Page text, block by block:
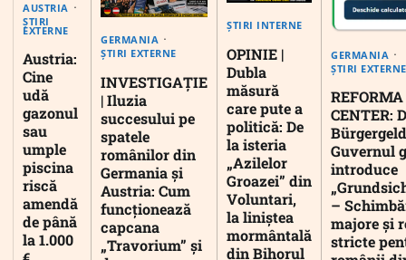
AUSTRIA
ȘTIRI
EXTERNE
Austria:
Cine
udă
gazonul
sau
umple
piscina
riscă
amendă
de până
la 1.000
GERMANIA
ȘTIRI EXTERNE
INVESTIGAȚIE
| Iluzia
succesului pe
spatele
românilor din
Germania și
Austria: Cum
funcționează
capcana
„Travorium” și
ȘTIRI INTERNE
OPINIE |
Dubla
măsură
care pute a
politică: De
la isteria
„Azilelor
Groazei” din
Voluntari,
la liniștea
mormântală
din Bihorul
GERMANIA
ȘTIRI EXTERNE
CENTER:
Guvernul
introduce
–
majore și
stricte